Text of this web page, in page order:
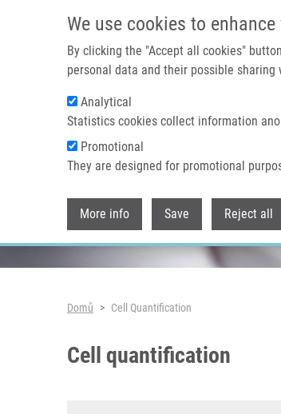
We use cookies to
By clicking the "Accept all cookies"
personal data and their possible
Analytical
Statistics cookies collect information
Promotional
They are designed for promotional
More info Save Reject all
Header image
Drobečková navigace
Domů Cell Quantification
Cell quantification